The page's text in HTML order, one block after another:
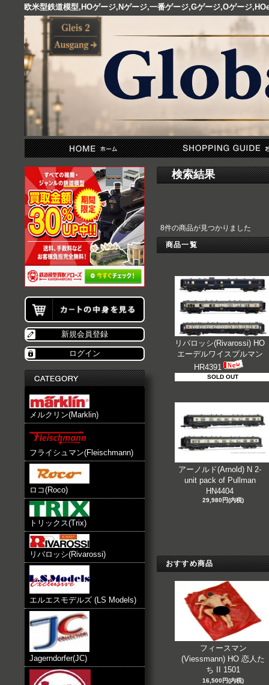
欧米型鉄道模型,HOゲージ,Nゲージ,一番ゲージ,Gゲージ,Oゲージ
新規会員登録
ログイン
メルクリン(Marklin)
フライシュマン(Fleischmann)
ロコ(Roco)
トリックス(Trix)
リバロッシ(Rivarossi)
エルエスモデルズ (LS Models)
Jagerndorfer(JC)
検索結果
8件の商品が見つかりました
商品一覧
リバロッシ(Rivarossi) HO
エーデルワイスプルマン
HR4391
SOLD OUT
アーノルド(Arnold) N 2-
unit pack of Pullman
HN4404
29,980円(内税)
おすすめ商品
フィースマン
(Viessmann) HO 恋人た
ち II 1501
16,500円(内税)